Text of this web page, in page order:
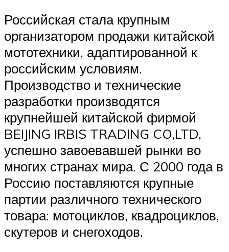
Российская стала крупным
организатором продажи китайской
мототехники, адаптированной к
российским условиям.
Производство и технические
разработки производятся
крупнейшей китайской фирмой
BEIJING IRBIS TRADING CO,LTD,
успешно завоевавшей рынки во
многих странах мира. С 2000 года в
Россию поставляются крупные
партии различного технического
товара: мотоциклов, квадроциклов,
скутеров и снегоходов.